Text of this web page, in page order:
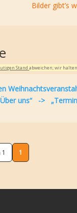
Bilder gibt’s
Standabweichen; wir
uns“ ->
1